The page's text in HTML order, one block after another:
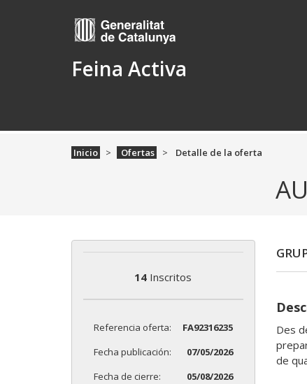
Feina Activa
Inicio Ofertas Detalle de la oferta
14 Inscritos
Referencia oferta:
FA92316235
Fecha publicación:
07/05/2026
Fecha de cierre:
05/08/2026
Des
de